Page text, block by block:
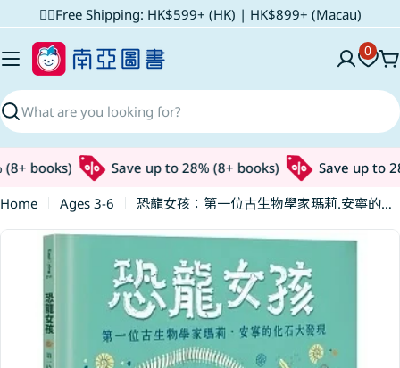
to
content
✌🏼Free Shipping: HK$599+ (HK) | HK$899+ (Macau)
Search
0
books) Save up to 28% (8+ books)
Save up to
Home
Ages 3-6
恐龍女孩：第一位古生物學家瑪莉.安寧的化石大發現
Skip
product
information